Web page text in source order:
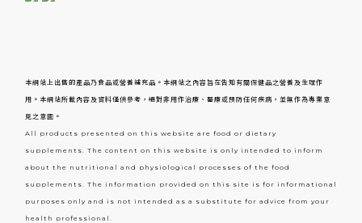
本網站上出售的產品乃食品或營養補充品。本網站之內容旨在告知有關保健品之營養及生理作
用。本網站所載內容及資料僅供參考，絕對非用作治療、醫療或預防任何疾病，並無作為專業意
見之意圖。
All products presented on this website are food or dietary
supplements. The content on this website is only intended to inform
about the nutritional and physiological processes of the food
supplements. The information provided on this site is for informational
purposes only and is not intended as a substitute for advice from your
health professional.